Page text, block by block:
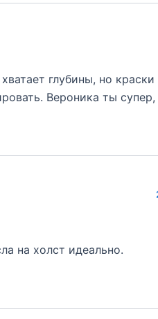
глубины, но краски
Вероника ты супер,
на холст идеально.